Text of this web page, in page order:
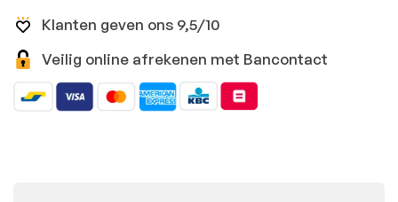
Klanten geven ons 9,5/10
Veilig online afrekenen met Bancontact